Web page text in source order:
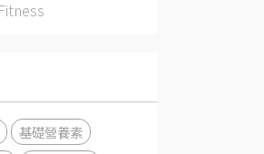
基礎營養素